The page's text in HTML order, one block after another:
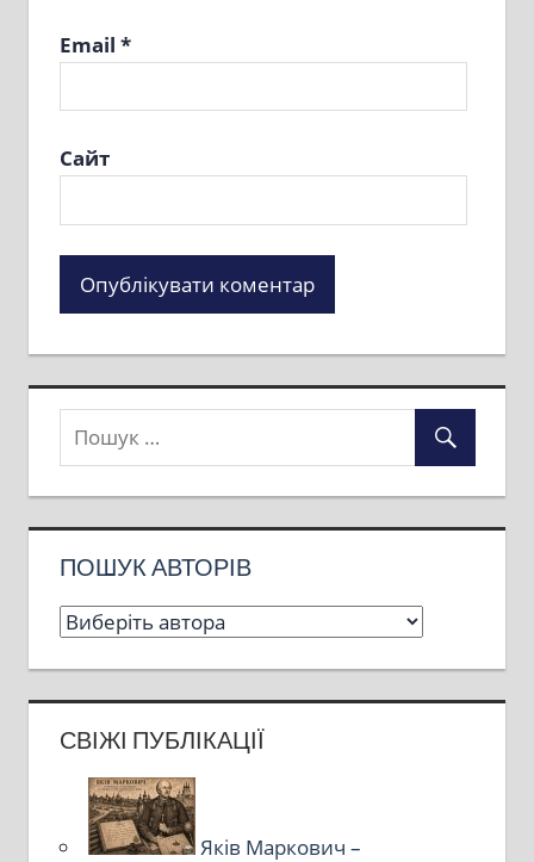
Email *
Сайт
ПОШУК АВТОРІВ
СВІЖІ ПУБЛІКАЦІЇ
Яків Маркович –